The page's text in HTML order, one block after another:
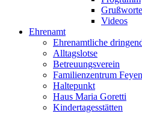
Grußworte
Videos
Ehrenamt
Ehrenamtliche
Alltagslotse
Betreuungsverein
Familienzentrum Feyen
Haltepunkt
Haus Maria Goretti
Kindertagesstätten